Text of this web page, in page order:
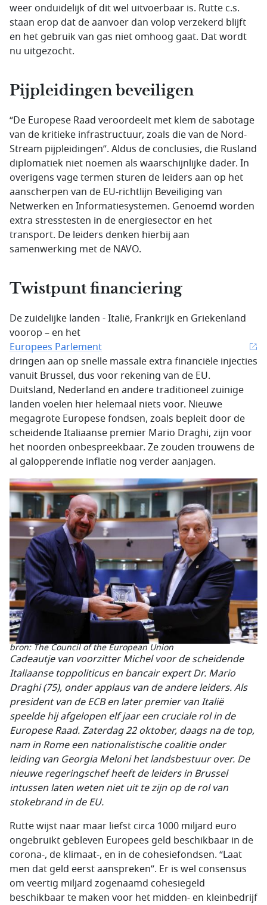
weer onduidelijk of dit wel uitvoerbaar is. Rutte c.s.
staan erop dat de aanvoer dan volop verzekerd blijft
en het gebruik van gas niet omhoog gaat. Dat wordt
nu uitgezocht.
Pijpleidingen beveiligen
“De Europese Raad veroordeelt met klem de sabotage
van de kritieke infrastructuur, zoals die van de Nord-
Stream pijpleidingen”. Aldus de conclusies, die Rusland
diplomatiek niet noemen als waarschijnlijke dader. In
overigens vage termen sturen de leiders aan op het
aanscherpen van de EU-richtlijn Beveiliging van
Netwerken en Informatiesystemen. Genoemd worden
extra stresstesten in de energiesector en het
transport. De leiders denken hierbij aan
samenwerking met de NAVO.
Twistpunt financiering
De zuidelijke landen - Italië, Frankrijk en Griekenland
voorop – en het
Europees Parlement
dringen aan op snelle massale extra financiële injecties
vanuit Brussel, dus voor rekening van de EU.
Duitsland, Nederland en andere traditioneel zuinige
landen voelen hier helemaal niets voor. Nieuwe
megagrote Europese fondsen, zoals bepleit door de
scheidende Italiaanse premier Mario Draghi, zijn voor
het noorden onbespreekbaar. Ze zouden trouwens de
al galopperende inflatie nog verder aanjagen.
bron: The Council of the European Union
Cadeautje van voorzitter Michel voor de scheidende
Italiaanse toppoliticus en bancair expert Dr. Mario
Draghi (75), onder applaus van de andere leiders. Als
president van de ECB en later premier van Italië
speelde hij afgelopen elf jaar een cruciale rol in de
Europese Raad. Zaterdag 22 oktober, daags na de top,
nam in Rome een nationalistische coalitie onder
leiding van Georgia Meloni het landsbestuur over. De
nieuwe regeringschef heeft de leiders in Brussel
intussen laten weten niet uit te zijn op de rol van
stokebrand in de EU.
Rutte wijst naar maar liefst circa 1000 miljard euro
ongebruikt gebleven Europees geld beschikbaar in de
corona-, de klimaat-, en in de cohesiefondsen. “Laat
men dat geld eerst aanspreken”. Er is wel consensus
om veertig miljard zogenaamd cohesiegeld
beschikbaar te maken voor het midden- en kleinbedrijf